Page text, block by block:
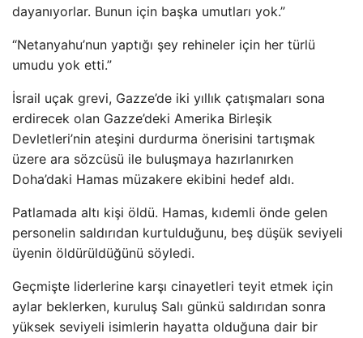
dayanıyorlar. Bunun için başka umutları yok.”
“Netanyahu’nun yaptığı şey rehineler için her türlü
umudu yok etti.”
İsrail uçak grevi, Gazze’de iki yıllık çatışmaları sona
erdirecek olan Gazze’deki Amerika Birleşik
Devletleri’nin ateşini durdurma önerisini tartışmak
üzere ara sözcüsü ile buluşmaya hazırlanırken
Doha’daki Hamas müzakere ekibini hedef aldı.
Patlamada altı kişi öldü. Hamas, kıdemli önde gelen
personelin saldırıdan kurtulduğunu, beş düşük seviyeli
üyenin öldürüldüğünü söyledi.
Geçmişte liderlerine karşı cinayetleri teyit etmek için
aylar beklerken, kuruluş Salı günkü saldırıdan sonra
yüksek seviyeli isimlerin hayatta olduğuna dair bir